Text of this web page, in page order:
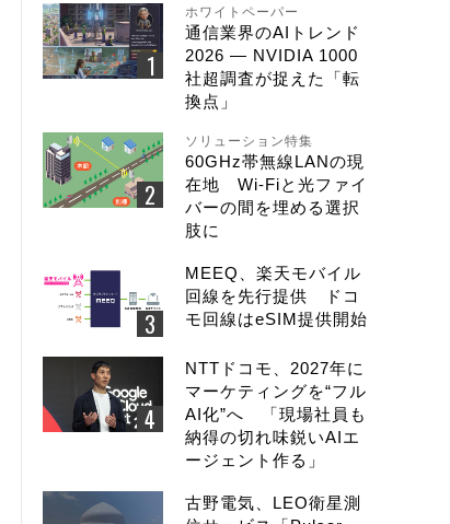
ホワイトペーパー
通信業界のAIトレンド
2026 ― NVIDIA 1000
社超調査が捉えた「転
換点」
ソリューション特集
60GHz帯無線LANの現
在地 Wi-Fiと光ファイ
バーの間を埋める選択
肢に
MEEQ、楽天モバイル
回線を先行提供 ドコ
モ回線はeSIM提供開始
NTTドコモ、2027年に
マーケティングを“フル
AI化”へ 「現場社員も
納得の切れ味鋭いAIエ
ージェント作る」
古野電気、LEO衛星測